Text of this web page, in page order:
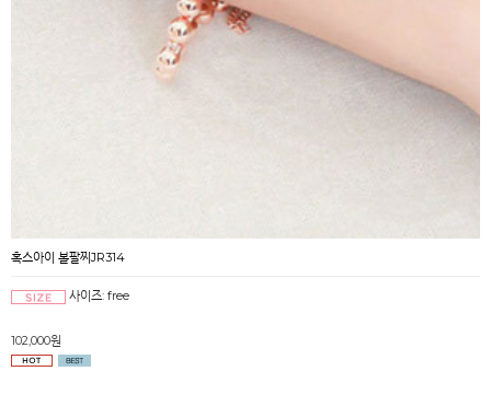
혹스아이 볼팔찌JR314
사이즈: free
102,000원